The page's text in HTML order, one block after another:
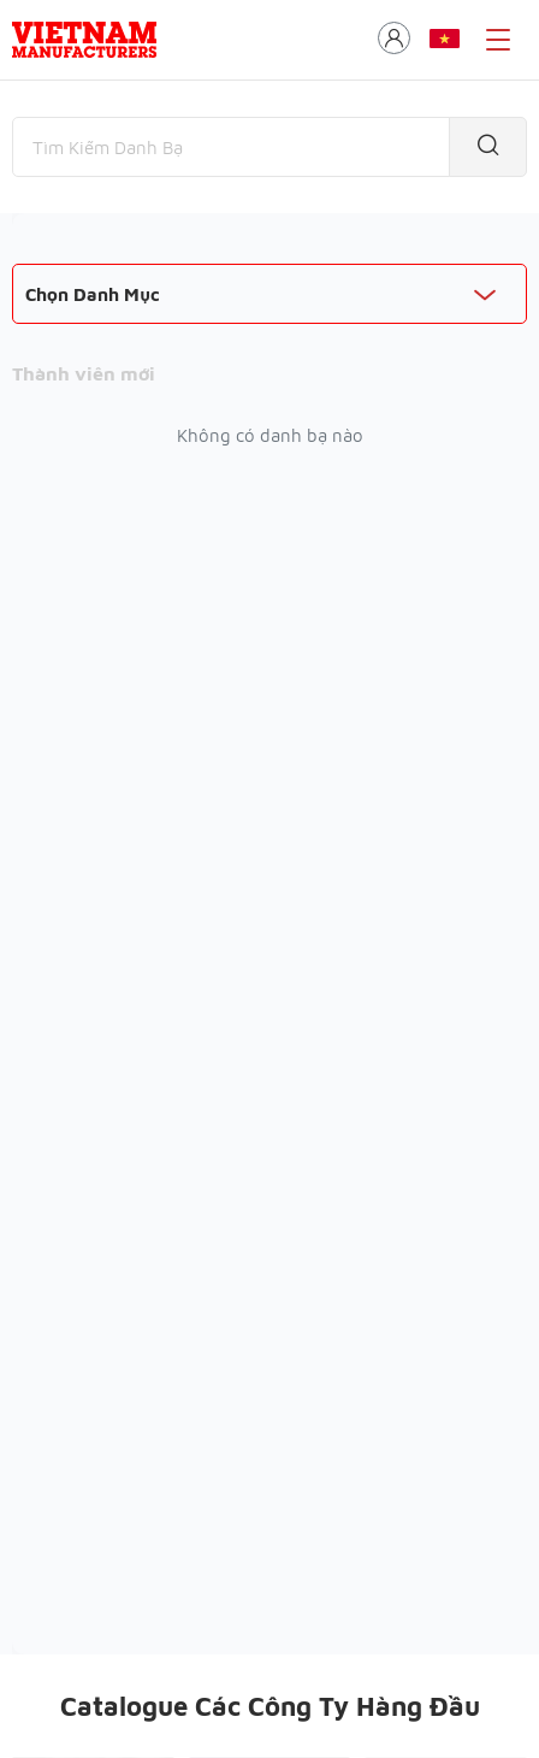
Chọn Danh Mục
Thành viên mới
Không có danh bạ nào
Catalogue Các Công Ty Hàng Đầu